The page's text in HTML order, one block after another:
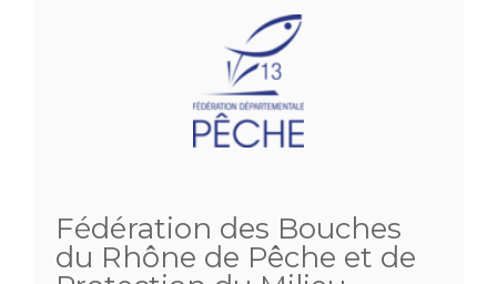
Fédération des Bouches
du Rhône de Pêche et de